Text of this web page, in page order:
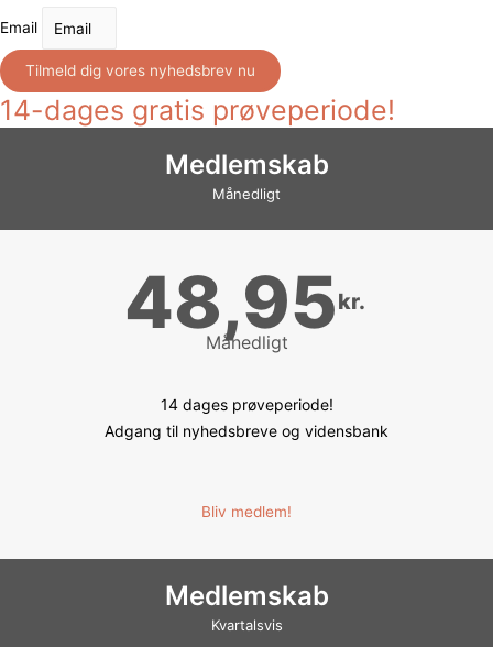
Email
Tilmeld dig vores nyhedsbrev nu
14-dages gratis prøveperiode!
Medlemskab
Månedligt
48,95kr.
Månedligt
14 dages prøveperiode!
Adgang til nyhedsbreve og vidensbank
Bliv medlem!
Medlemskab
Kvartalsvis